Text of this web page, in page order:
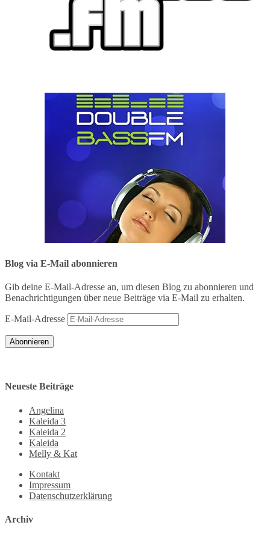
Blog via E-Mail abonnieren
Gib deine E-Mail-Adresse an, um diesen Blog zu abonnieren und
Benachrichtigungen über neue Beiträge via E-Mail zu erhalten.
E-Mail-Adresse
Abonnieren
Neueste Beiträge
Angelina
Kaleida 3
Kaleida 2
Kaleida
Melly & Kat
Kontakt
Impressum
Datenschutzerklärung
Archiv